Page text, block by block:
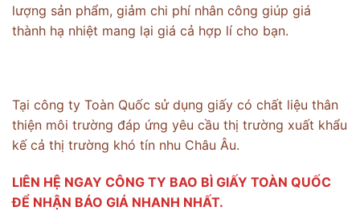
lượng sản phẩm, giảm chi phí nhân công giúp giá
thành hạ nhiệt mang lại giá cả hợp lí cho bạn.
Tại công ty Toàn Quốc sử dụng giấy có chất liệu thân
thiện môi trường đáp ứng yêu cầu thị trường xuất khẩu
kế cả thị trường khó tín nhu Châu Âu.
LIÊN HỆ NGAY CÔNG TY BAO BÌ GIẤY TOÀN QUỐC
ĐỂ NHẬN BÁO GIÁ NHANH NHẤT.